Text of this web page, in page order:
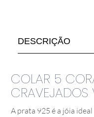
DESCRIÇÃO
COLAR 5
CRAVEJADOS
A prata 925 é a jóia